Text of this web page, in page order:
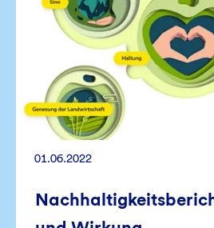
01.06.2022